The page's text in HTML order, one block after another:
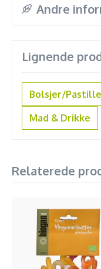
Andre
Lignende
Bolsjer/
Mad & Drikke
Relaterede